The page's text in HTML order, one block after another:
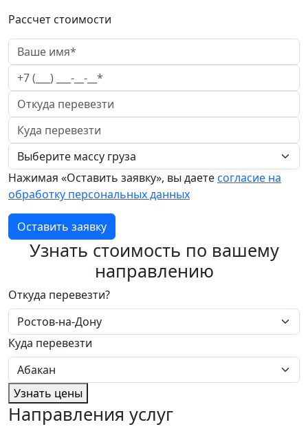
Рассчет стоимости
Нажимая «Оставить заявку», вы даетесогласие на
обработку персональных данных
Оставить заявку
Узнать стоимость по вашему
направлению
Откуда перевезти?
Куда перевезти
Узнать цены
Направления услуг